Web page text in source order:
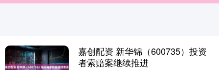
嘉创配资 新华锦（600735）投资
者索赔案继续推进